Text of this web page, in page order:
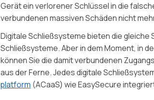
Gerät ein verlorener Schlüssel in die
verbundenen massiven Schäden nicht
Digitale Schließsysteme bieten die gleiche
Schließsysteme. Aber in dem Moment, in
können Sie die damit verbundenen
aus der Ferne. Jedes digitale
platform (ACaaS) wie EasySecure